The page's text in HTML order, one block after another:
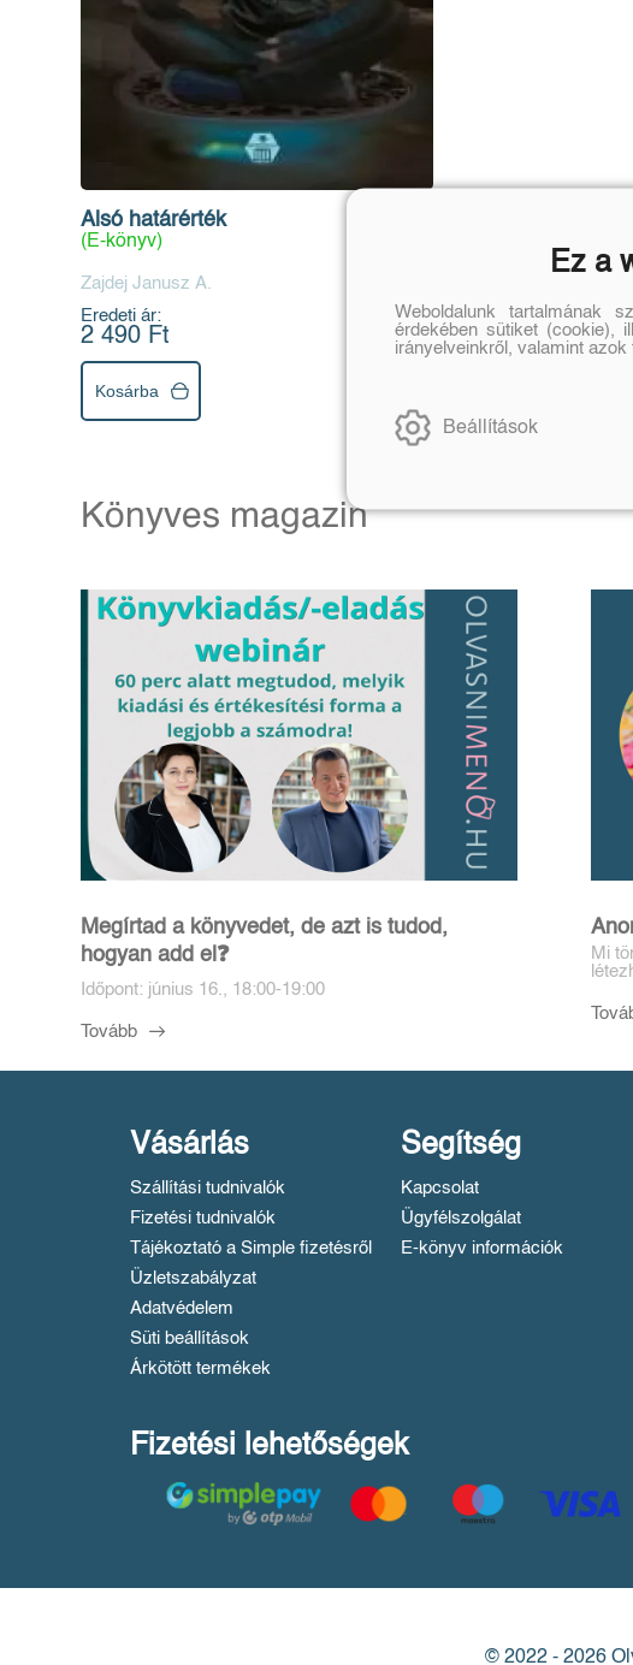
Alsó határérték
(E-könyv)
Zajdej Janusz A.
Eredeti ár:
2 490 Ft
Kosárba
Könyves magazin
Megírtad a könyvedet, de azt is tudod,
hogyan add el❓️
Időpont: június 16., 18:00-19:00
Tovább
Mi
Vásárlás
Szállítási tudnivalók
Fizetési tudnivalók
Tájékoztató a Simple fizetésről
Üzletszabályzat
Adatvédelem
Süti beállítások
Árkötött termékek
Segítség
Kapcsolat
Ügyfélszolgálat
E-könyv információk
Fizetési lehetőségek
© 2022 - 2026
Ez a
Weboldalunk tartalmának
érdekében sütiket (cookie),
irányelveinkről, valamint
Beállítások